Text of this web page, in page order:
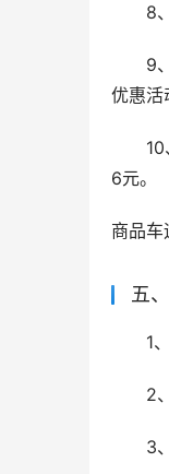
8
9
优惠活
6元。
商品车
五
1
2
3